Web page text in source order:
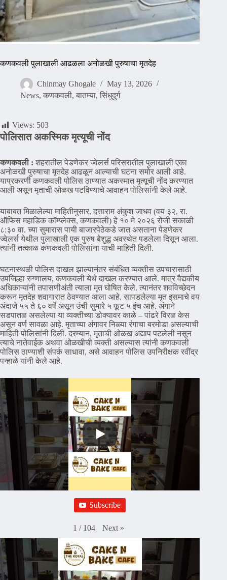
कणकवली पुलाखाली आढळला अनोळखी पुरुषाचा मृतदेह
Chinmay Ghogale
May 13, 2026
News, कणकवली, बातम्या, सिंधुदुर्ग
Views: 503
पोलिसात अकस्मिक मृत्यूची नोंद
कणकवली : शहरातील पेडणेकर ज्वेलर्स परिसरातील पुलाखाली एका
अनोळखी पुरुषाचा मृतदेह आढळून आल्याची घटना समोर आली आहे.
याप्रकरणी कणकवली पोलिस ठाण्यात अकस्मात मृत्यूची नोंद करण्यात
आली असून मृताची ओळख पटविण्याचे आवाहन पोलिसांनी केले आहे.
याबाबत मिळालेल्या माहितीनुसार, दत्ताराम अंकुश जाधव (वय ३२, रा.
ऑफिस महाडिक कॉम्प्लेक्स, कणकवली) हे १० मे २०२६ रोजी सकाळी
८:३० वा. च्या सुमारास पायी बाजारपेठेकडे जात असताना पेडणेकर
ज्वेलर्स येथील पुलाखाली एक पुरुष बेशुद्ध अवस्थेत पडलेला दिसून आला.
त्यांनी तत्काळ कणकवली पोलिसांना याची माहिती दिली.
घटनास्थळी पोलिस दाखल झाल्यानंतर संबंधित व्यक्तीस उपचारासाठी
उपजिल्हा रुग्णालय, कणकवली येथे दाखल करण्यात आले. मात्र वैद्यकीय
अधिकाऱ्यांनी तपासणीअंती त्याला मृत घोषित केले. त्यानंतर शवविच्छेदन
करून मृतदेह शवागारात ठेवण्यात आला आहे. सापडलेल्या मृत इसमाचे वय
अंदाजे ५५ ते ६० वर्षे असून उंची सुमारे ५ फूट ५ इंच आहे. अंगाने
सडपातळ असलेल्या या व्यक्तीच्या डोक्यावर काळे – पांढरे विरळ केस
असून वर्ण सावळा आहे. मृताच्या अंगावर निळ्या रंगाचा बरमोडा असल्याची
माहिती पोलिसांनी दिली. दरम्यान, मृताची ओळख अद्याप पटलेली नसून
त्याचे नातेवाईक अथवा ओळखीची व्यक्ती असल्यास त्यांनी कणकवली
पोलिस ठाण्याशी संपर्क साधावा, असे आवाहन पोलिस उपनिरीक्षक रवींद्र
पन्हाळे यांनी केले आहे.
Subscribe
1 / 104 Next »